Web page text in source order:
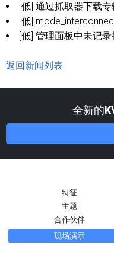
[低] 通过抓取器下载
[低]
[低] 管理面板中未记录
返回新闻列表
全新的
特征
主题
合作伙伴
现场演示